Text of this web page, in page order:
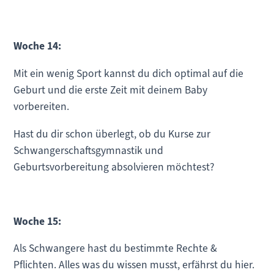
Woche 14:
Mit ein wenig Sport kannst du dich optimal auf die
Geburt und die erste Zeit mit deinem Baby
vorbereiten.
Hast du dir schon überlegt, ob du Kurse zur
Schwangerschaftsgymnastik und
Geburtsvorbereitung absolvieren möchtest?
Woche 15:
Als Schwangere hast du bestimmte Rechte &
Pflichten. Alles was du wissen musst, erfährst du hier.